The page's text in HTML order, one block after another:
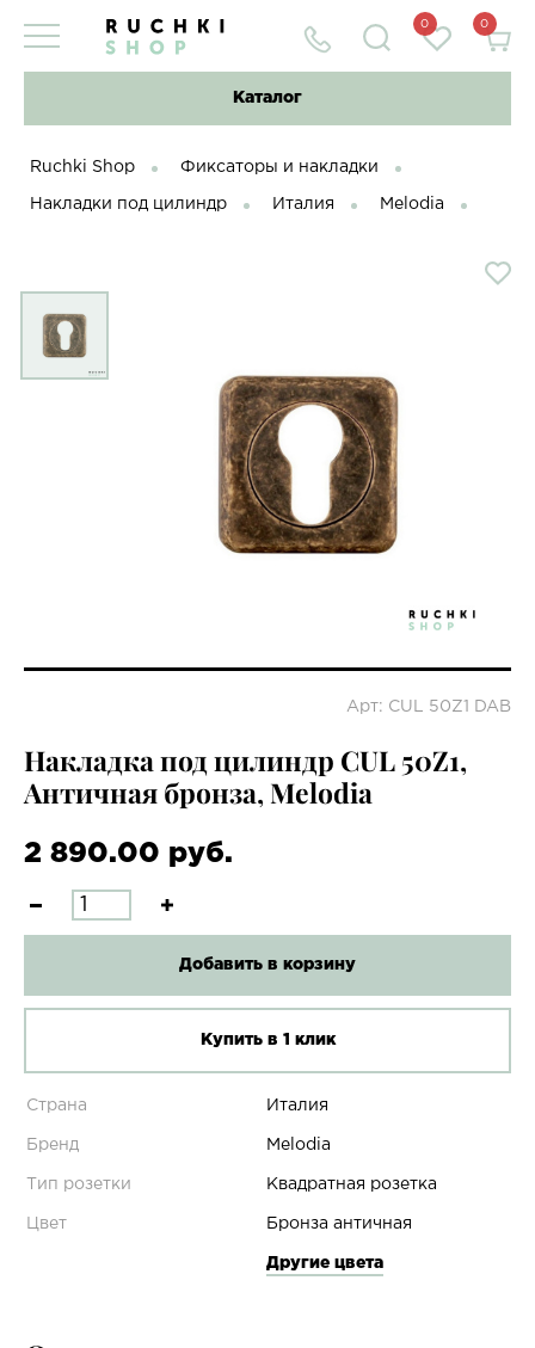
0 0
Каталог
Ruchki Shop Фиксаторы и накладки
Накладки под цилиндр Италия Melodia
Арт: CUL 50Z1 DAB
Накладка под цилиндр CUL 50Z1,
Античная бронза, Melodia
2 890.00 руб.
Добавить в корзину
Купить в 1 клик
Страна Италия
Бренд Melodia
Тип розетки Квадратная розетка
Цвет Бронза античная
Другие цвета